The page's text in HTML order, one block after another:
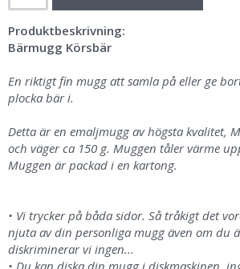
Produktbeskrivning:
Bärmugg Körsbär
En riktigt fin mugg att samla på eller ge
plocka bär i.
Detta är en emaljmugg av högsta kvalitet,
och väger ca 150 g. Muggen tåler värme
Muggen är packad i en kartong.
• Vi trycker på båda sidor. Så tråkigt det
njuta av din personliga mugg även om du
diskriminerar vi ingen...
• Du kan diska din mugg i diskmaskinen,